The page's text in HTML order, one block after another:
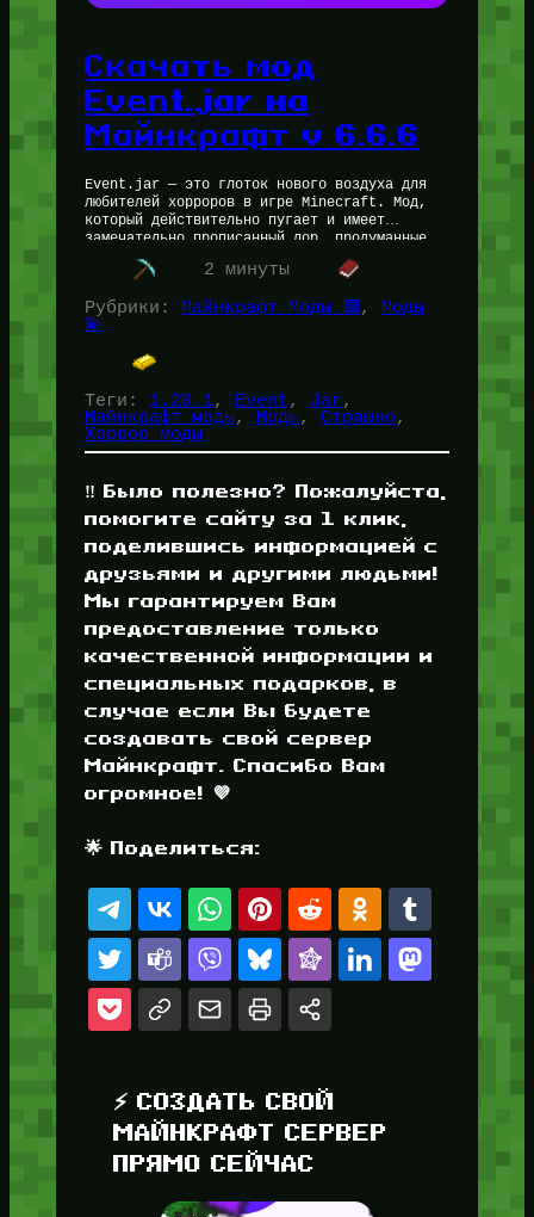
Скачать мод
Event.jar на
Майнкрафт v 6.6.6
Event.jar — это глоток нового воздуха для
любителей хорроров в игре Minecraft. Мод,
который действительно пугает и имеет
замечательно прописанный лор, продуманные
Ивенты (События), главное » Божество «,
которое сводит…2 минуты
Рубрики:
Майнкрафт Моды 🟩 ,
Моды
💫
Теги: 1.20.1, Event, Jar
Майнкрафт моды, Моды, Страшно
Хоррор моды
‼️ Было полезно? Пожалуйста,
помогите сайту за 1 клик,
поделившись информацией с
друзьями и другими людьми!
Мы гарантируем Вам
предоставление только
качественной информации и
специальных подарков, в
случае если Вы будете
создавать свой сервер
Майнкрафт. Спасибо Вам
огромное! 💜
🌟 Поделиться:
⚡ СОЗДАТЬ СВОЙ
МАЙНКРАФТ СЕРВЕР
ПРЯМО СЕЙЧАС